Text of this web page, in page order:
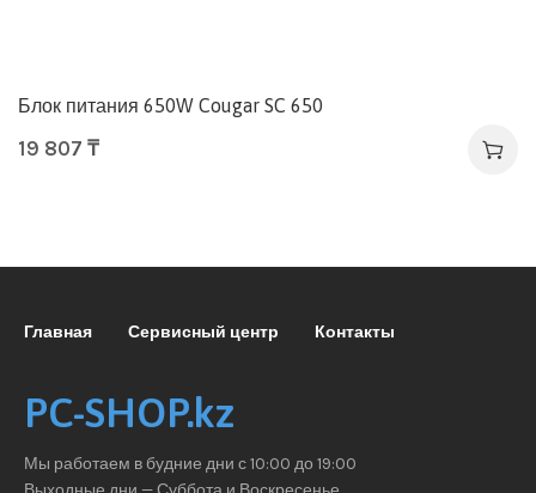
Блок питания 650W Cougar SC 650
19 807 ₸
Главная Сервисный центр Контакты
PC-SHOP.kz
Мы работаем в будние дни с 10:00 до 19:00